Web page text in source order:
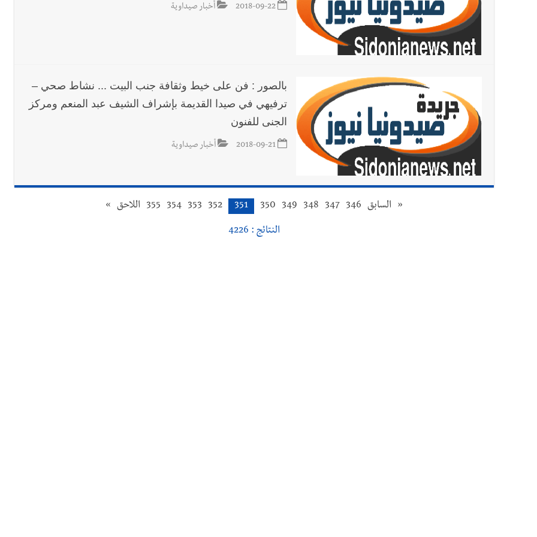
2018-09-22 أخبار صيداوية
بالصور : فن على خيط وثقافة جنب البيت ... نشاط صحي –
ترفيهي في صيدا القديمة بإشراف الشيف عبد المنعم ومركز
الجنى للفنون
2018-09-21 أخبار صيداوية
« السابق 346
347
348
349
350
351
352
353
354
355 اللاحق »
النتائج : 4226